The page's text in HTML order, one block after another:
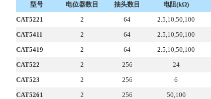
型号 电位器数目 抽头数目 电阻(kΩ)
CAT5221
2 64 2.5,10,50,100
CAT5411
2 64 2.5,10,50,100
CAT5419
2 64 2.5,10,50,100
CAT522
2 256 24
CAT523
2 256 6
CAT5261
2 256 50,100